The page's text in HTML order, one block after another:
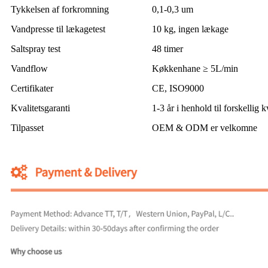
Tykkelsen af ​​forkromning
0,1-0,3 um
Vandpresse til lækagetest
10 kg, ingen lækage
Saltspray test
48 timer
Vandflow
Køkkenhane ≥ 5L/min
Certifikater
CE, ISO9000
Kvalitetsgaranti
1-3 år i henhold til forskellig
Tilpasset
OEM & ODM er velkomne